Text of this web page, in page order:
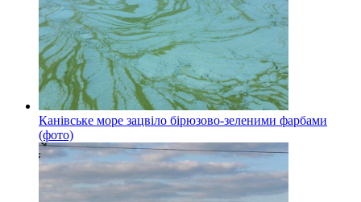
Канівське море зацвіло бірюзово-зеленими фарбами
(фото)